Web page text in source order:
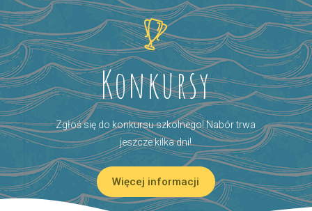
Konkursy
Zgłoś się do konkursu szkolnego! Nabór trwa
jeszcze kilka dni!
Więcej informacji